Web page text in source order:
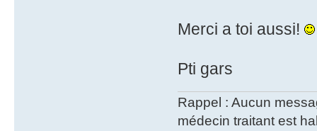
Merci a toi aussi!
Pti gars
Rappel : Aucun
médecin traitant est